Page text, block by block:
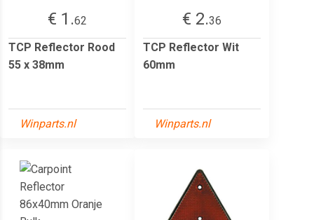
€ 1.62
TCP Reflector Rood
55 x 38mm
Winparts.nl
€ 2.36
TCP Reflector Wit
60mm
Winparts.nl